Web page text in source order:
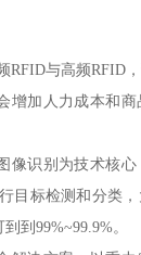
RFID与高频RFID
增加人力成本和
像识别为技术核
目标检测和分类
到99%~99.9%。